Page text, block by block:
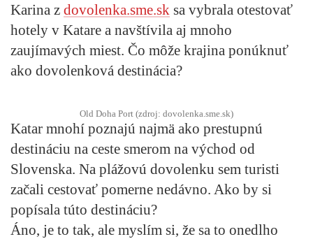
Karina z dovolenka.sme.sk sa vybrala otestovať
hotely v Katare a navštívila aj mnoho
zaujímavých miest. Čo môže krajina ponúknuť
ako dovolenková destinácia?
Old Doha Port (zdroj: dovolenka.sme.sk)
Katar mnohí poznajú najmä ako prestupnú
destináciu na ceste smerom na východ od
Slovenska. Na plážovú dovolenku sem turisti
začali cestovať pomerne nedávno. Ako by si
popísala túto destináciu?
Áno, je to tak, ale myslím si, že sa to onedlho